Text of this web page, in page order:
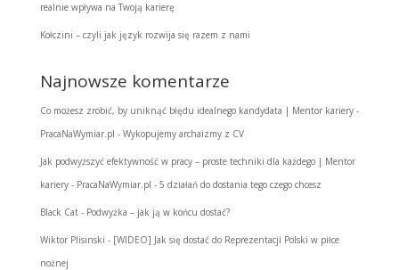
realnie wpływa na Twoją karierę
Kołczini – czyli jak język rozwija się razem z nami
Najnowsze komentarze
Co możesz zrobić, by uniknąć błędu idealnego kandydata | Mentor kariery -
PracaNaWymiar.pl - Wykopujemy archaizmy z CV
Jak podwyższyć efektywność w pracy – proste techniki dla każdego | Mentor
kariery - PracaNaWymiar.pl - 5 działań do dostania tego czego chcesz
Black Cat- Podwyżka – jak ją w końcu dostać?
Wiktor Plisinski - [WIDEO] Jak się dostać do Reprezentacji Polski w piłce
nożnej